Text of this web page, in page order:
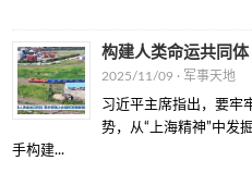
构建人类命运共同
2025/11/09 · 军事天地
习近平主席指出，要牢
势，从“上海精神”中发
手构建...